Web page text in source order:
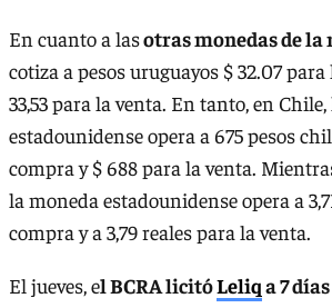
En cuanto a lasotras monedas de la
cotiza a pesos uruguayos $ 32.07
33,53 para la venta. En tanto, en
estadounidense opera a 675 pesos
compra y $ 688 para la venta.
la moneda estadounidense opera a
compra y a 3,79 reales para la venta.
El jueves, el BCRA licitóLeliqa 7